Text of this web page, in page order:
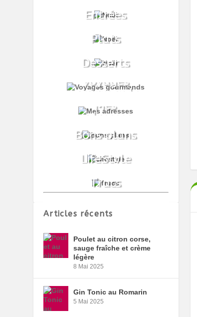
Articles récents
Poulet au citron corse,
sauge fraîche et crème
légère
8 Mai 2025
Gin Tonic au Romarin
5 Mai 2025